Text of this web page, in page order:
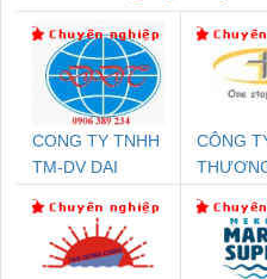
CONG TY TNHH
TM-DV DAI
CÔNG
NAM